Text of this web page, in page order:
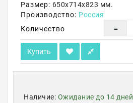
Размер: 650х714х823 мм.
Производство: Россия
Количество
Купить
Наличие: Ожидание до 14 дней